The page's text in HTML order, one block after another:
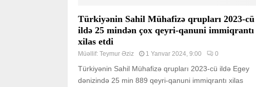
Türkiyənin Sahil Mühafizə qrupları 2023-cü
ildə 25 mindən çox qeyri-qanuni immiqrantı
xilas etdi
Müəllif: Teymur Əziz 1 Yanvar 2024, 9:00 0
Türkiyənin Sahil Mühafizə qrupları 2023-cü ildə Egey
dənizində 25 min 889 qeyri-qanuni immiqrantı xilas